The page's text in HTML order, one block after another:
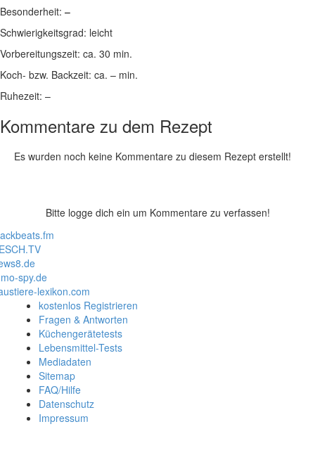
Besonderheit: –
Schwierigkeitsgrad: leicht
Vorbereitungszeit: ca. 30 min.
Koch- bzw. Backzeit: ca. – min.
Ruhezeit: –
Kommentare zu dem Rezept
Es wurden noch keine Kommentare zu diesem Rezept erstellt!
Bitte logge dich ein um Kommentare zu verfassen!
spy.de
lexikon.com
kostenlos Registrieren
Fragen & Antworten
Küchengerätetests
Lebensmittel-Tests
Mediadaten
Sitemap
FAQ/Hilfe
Datenschutz
Impressum